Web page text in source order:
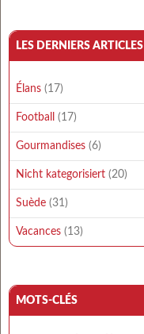
LES DERNIERS ARTICLES
Élans (17)
Football (17)
Gourmandises (6)
Nicht kategorisiert (20)
Suède (31)
Vacances (13)
MOTS-CLÉS